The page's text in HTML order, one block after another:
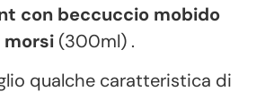
con beccuccio mobido
(300ml) .
qualche caratteristica di